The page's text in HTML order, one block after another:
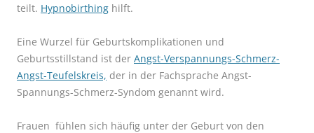
teilt. Hypnobirthing hilft.
Eine Wurzel für Geburtskomplikationen und
Geburtsstillstand ist der Angst-Verspannungs-Schmerz-
Angst-Teufelskreis, der in der Fachsprache Angst-
Spannungs-Schmerz-Syndom genannt wird.
Frauen fühlen sich häufig unter der Geburt von den